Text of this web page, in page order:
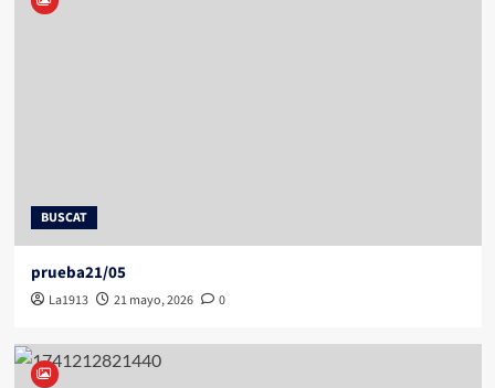
BUSCAT
prueba21/05
La1913 21 mayo, 2026 0